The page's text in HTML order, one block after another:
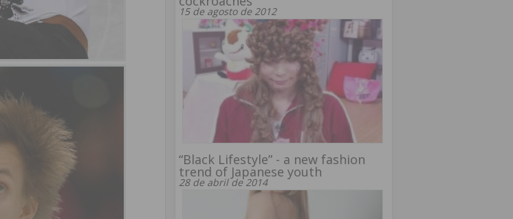
15 de agosto de 2012
“Black Lifestyle” - a new fashion
trend of Japanese youth
28 de abril de 2014